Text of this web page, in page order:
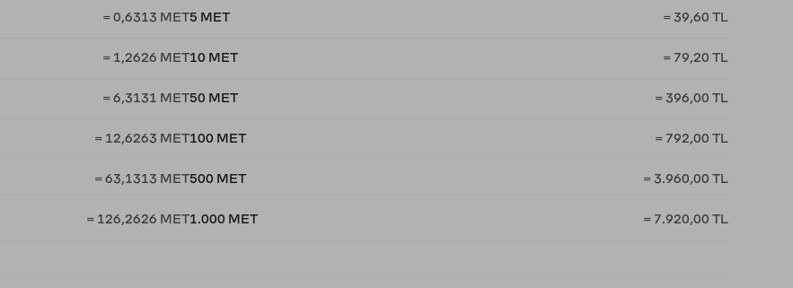
= 0,6313 MET
= 1,2626 MET
= 6,3131 MET
= 12,6263 MET
= 63,1313 MET
= 126,2626 MET
5 MET = 39,60 TL
10 MET = 79,20 TL
50 MET = 396,00 TL
100 MET = 792,00 TL
500 MET = 3.960,00 TL
1.000 MET = 7.920,00 TL